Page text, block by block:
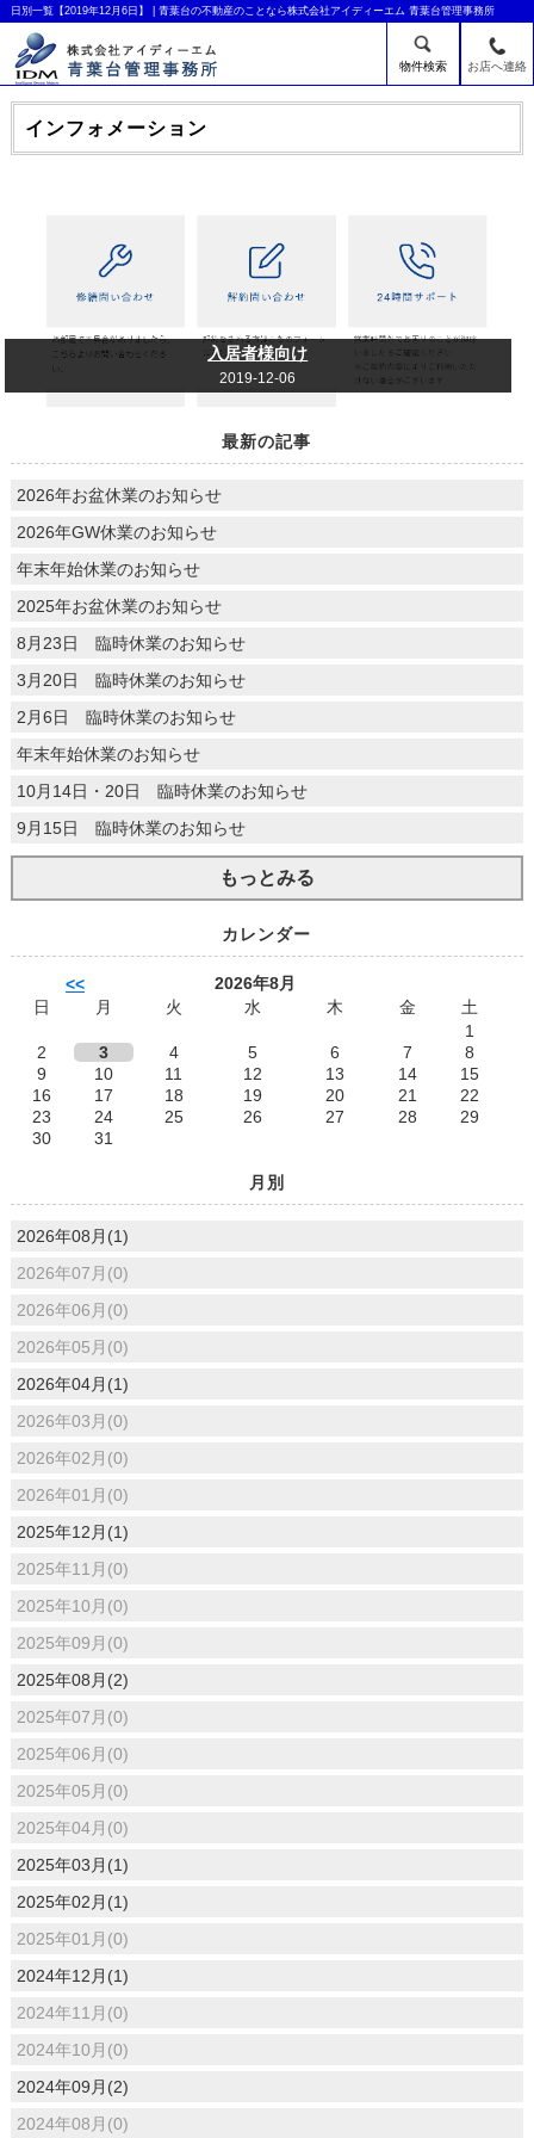
日別一覧【2019年12月6日】 | 青葉台の不動産のことなら株式会社アイディーエム 青葉台管理事務所
物件検索 お店へ連絡
インフォメーション
入居者様向け
2019-12-06
最新の記事
2026年お盆休業のお知らせ
2026年GW休業のお知らせ
年末年始休業のお知らせ
2025年お盆休業のお知らせ
8月23日 臨時休業のお知らせ
3月20日 臨時休業のお知らせ
2月6日 臨時休業のお知らせ
年末年始休業のお知らせ
10月14日・20日 臨時休業のお知らせ
9月15日 臨時休業のお知らせ
もっとみる
カレンダー
<<
2026年8月
日
月 火 水 木 金
土
1
2
3 4 5 6 7
8
9
10 11 12 13 14
15
16
17 18 19 20 21
22
23
24 25 26 27 28
29
30
31
月別
2026年08月(1)
2026年07月(0)
2026年06月(0)
2026年05月(0)
2026年04月(1)
2026年03月(0)
2026年02月(0)
2026年01月(0)
2025年12月(1)
2025年11月(0)
2025年10月(0)
2025年09月(0)
2025年08月(2)
2025年07月(0)
2025年06月(0)
2025年05月(0)
2025年04月(0)
2025年03月(1)
2025年02月(1)
2025年01月(0)
2024年12月(1)
2024年11月(0)
2024年10月(0)
2024年09月(2)
2024年08月(0)